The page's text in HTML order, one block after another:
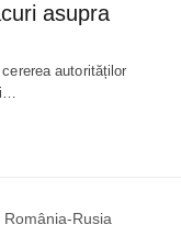
asupra
autorităților
România-Rusia